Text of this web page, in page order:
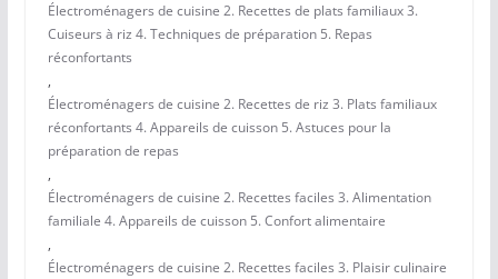
Électroménagers de cuisine 2. Recettes de plats familiaux 3.
Cuiseurs à riz 4. Techniques de préparation 5. Repas
réconfortants
,
Électroménagers de cuisine 2. Recettes de riz 3. Plats familiaux
réconfortants 4. Appareils de cuisson 5. Astuces pour la
préparation de repas
,
Électroménagers de cuisine 2. Recettes faciles 3. Alimentation
familiale 4. Appareils de cuisson 5. Confort alimentaire
,
Électroménagers de cuisine 2. Recettes faciles 3. Plaisir culinaire